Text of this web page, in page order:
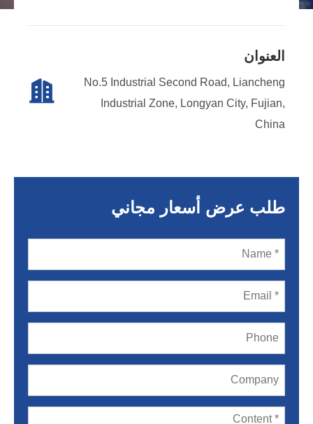

العنوان
No.5 Industrial Second Road, Liancheng
Industrial Zone, Longyan City, Fujian,
China
طلب عرض أسعار مجاني